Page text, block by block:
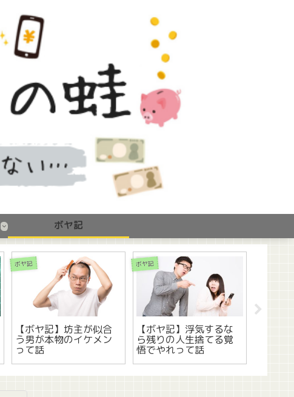
ボヤ記
ボヤ記
【ボヤ記】坊主が似合
う男が本物のイケメン
って話
ボヤ記
【ボヤ記】浮気するな
ら残りの人生捨てる覚
悟でやれって話